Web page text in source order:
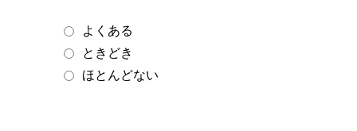
よくある
ときどき
ほとんどない